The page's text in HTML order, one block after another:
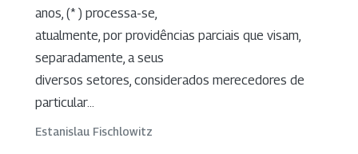
anos, (* ) processa-se,
atualmente, por providências parciais que visam,
separadamente, a seus
diversos setores, considerados merecedores de
particular...
Estanislau Fischlowitz